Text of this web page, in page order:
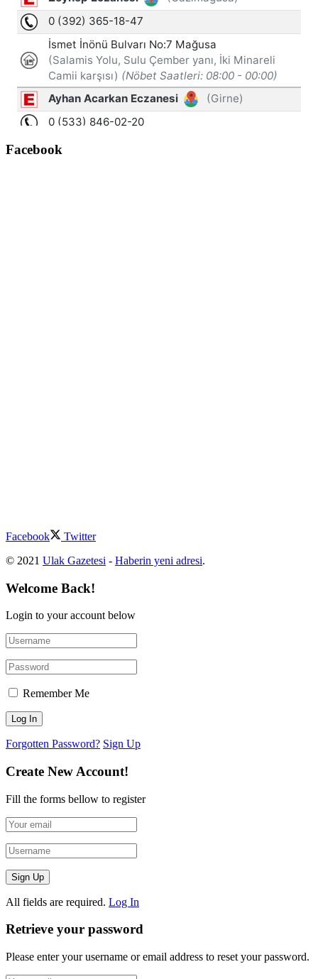
Facebook
Facebook
Twitter
© 2021 Ulak Gazetesi - Haberin yeni adresi.
Welcome Back!
Login to your account below
Remember Me
Forgotten Password? Sign Up
Create New Account!
Fill the forms bellow to register
All fields are required. Log In
Retrieve your password
Please enter your username or email address to reset your password.